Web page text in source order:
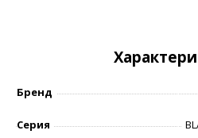
Бренд
Серия